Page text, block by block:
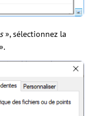
», sélectionnez la